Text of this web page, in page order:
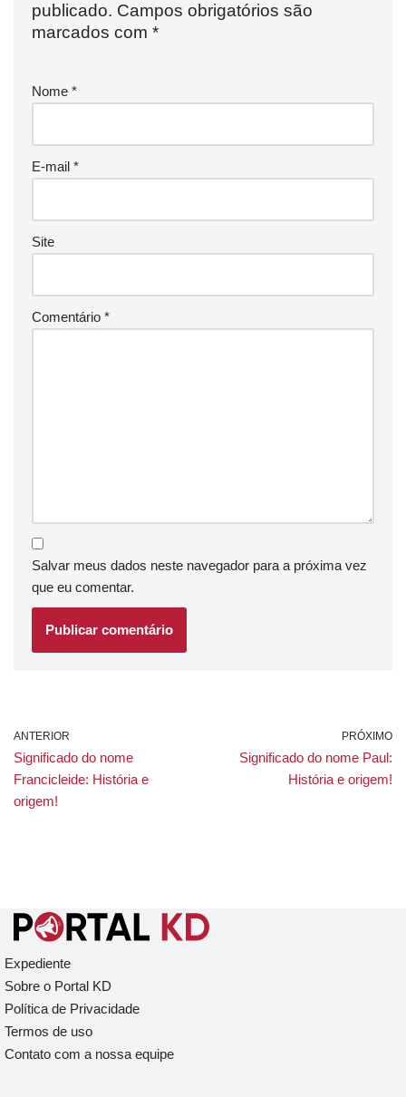
publicado. Campos obrigatórios são
marcados com *
Nome *
E-mail *
Site
Comentário *
Salvar meus dados neste navegador para a próxima vez
que eu comentar.
ANTERIOR
Significado do nome
Francicleide: História e
origem!
PRÓXIMO
Significado do nome Paul:
História e origem!
Expediente
Sobre o Portal KD
Política de Privacidade
Termos de uso
Contato com a nossa equipe